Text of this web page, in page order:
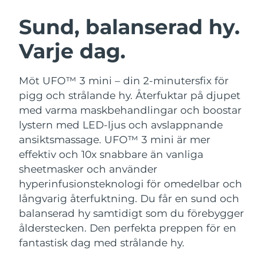
Sund, balanserad hy.
Varje dag.
Möt UFO™ 3 mini – din 2-minutersfix för
pigg och strålande hy. Återfuktar på djupet
med varma maskbehandlingar och boostar
lystern med LED-ljus och avslappnande
ansiktsmassage. UFO™ 3 mini är mer
effektiv och 10x snabbare än vanliga
sheetmasker och använder
hyperinfusionsteknologi för omedelbar och
långvarig återfuktning. Du får en sund och
balanserad hy samtidigt som du förebygger
ålderstecken. Den perfekta preppen för en
fantastisk dag med strålande hy.
LUNA™ 4-paket
Anti-aging massage
LUNA™ 4 Plus
Massage, LED heating
LUNA™ 4 Men
For men, anti-aging massage
BEAR™ 2-paket
Microcurrent toning
BEAR™ 2 go
Microcurrent toning on-the-go
BEAR™ 2 eyes & lips
Microcurrent line smoothing device
Återfuktning
UFO™ 3-paket
Deep facial hydration
UFO™ 3 LED
Near-infrared and red light therapy
device
Munvård
issa™ 4
Hybrid silicone sonic toothbrush
issa™ 4 plus
Smart hybrid silicone sonic toothbrush
FAQ™ ANTI-AGING-BEHANDLING
Anti-aging LED-behandlingar
NEW
Österrike Förväntad leverans
Bahrain
Belgien
Bermuda Förväntad leverans 8/15/26
Bosnien och
Hercegovina
Förväntad leverans
Brunei Förväntad leverans
Bulgarien Förväntad leverans 8/9/26
Kanada Förväntad leverans8/13/26